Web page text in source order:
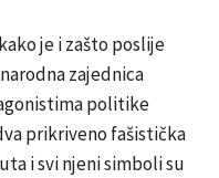
je i zašto poslije
zajednica
politike
prikriveno fašistička
i svi njeni simboli su